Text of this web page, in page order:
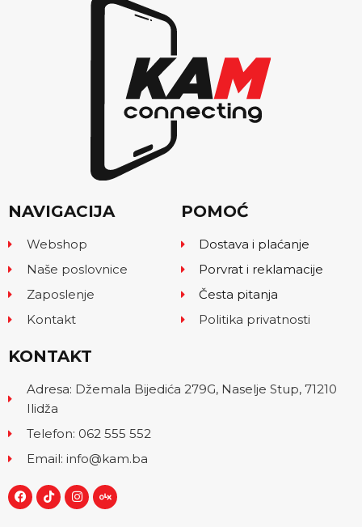
NAVIGACIJA
Webshop
Naše poslovnice
Zaposlenje
Kontakt
POMOĆ
Dostava i plaćanje
Porvrat i reklamacije
Česta pitanja
Politika privatnosti
KONTAKT
Adresa: Džemala Bijedića 279G, Naselje Stup, 71210
Ilidža
Telefon: 062 555 552
Email: info@kam.ba